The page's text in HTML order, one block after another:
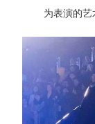
为表演的